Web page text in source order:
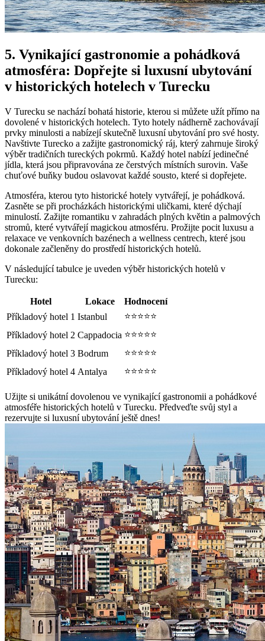
5. Vynikající gastronomie a pohádková
atmosféra: Dopřejte si luxusní ubytování
v historických hotelech v Turecku
V Turecku se nachází bohatá historie, kterou si můžete užít přímo na
dovolené v historických hotelech. Tyto hotely nádherně zachovávají
prvky minulosti a nabízejí skutečně luxusní ubytování pro své hosty.
Navštivte Turecko a zažijte gastronomický ráj, který zahrnuje široký
výběr tradičních tureckých pokrmů. Každý hotel nabízí jedinečné
jídla, která jsou připravována ze čerstvých místních surovin. Vaše
chuťové buňky budou oslavovat každé sousto, které si dopřejete.
Atmosféra, kterou tyto historické hotely vytvářejí, je pohádková.
Zasněte se při procházkách historickými uličkami, které dýchají
minulostí. Zažijte romantiku v zahradách plných květin a palmových
stromů, které vytvářejí magickou atmosféru. Prožijte pocit luxusu a
relaxace ve venkovních bazénech a wellness centrech, které jsou
dokonale začleněny do prostředí historických hotelů.
V následující tabulce je uveden výběr historických hotelů v
Turecku:
Hotel Lokace
Hodnocení
Příkladový hotel 1 Istanbul
⭐⭐⭐⭐⭐
Příkladový hotel 2 Cappadocia ⭐⭐⭐⭐⭐
Příkladový hotel 3 Bodrum
⭐⭐⭐⭐⭐
Příkladový hotel 4 Antalya ⭐⭐⭐⭐⭐
Užijte si unikátní dovolenou ve vynikající gastronomii a pohádkové
atmosféře historických hotelů v Turecku. Předveďte svůj styl a
rezervujte si luxusní ubytování ještě dnes!